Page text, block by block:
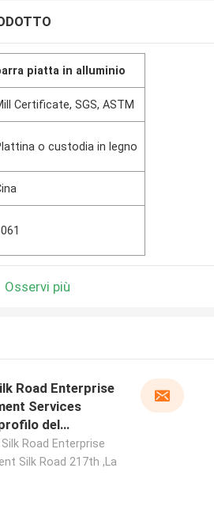
piatta in alluminio
Certificate, SGS, ASTM
o custodia in legno
Osservi più
Road Enterprise
Services
del
Silk Road Enterprise
Silk Road 217th ,La